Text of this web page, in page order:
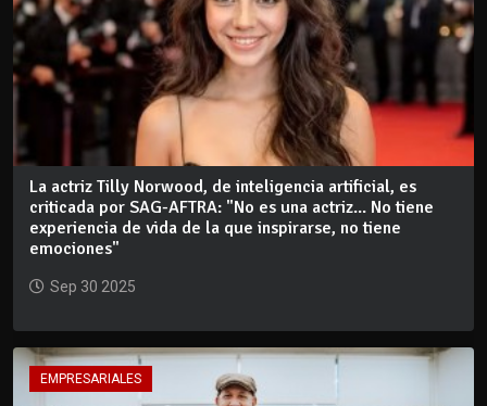
La actriz Tilly Norwood, de inteligencia artificial, es
criticada por SAG-AFTRA: "No es una actriz... No tiene
experiencia de vida de la que inspirarse, no tiene
emociones"
Sep 30 2025
EMPRESARIALES